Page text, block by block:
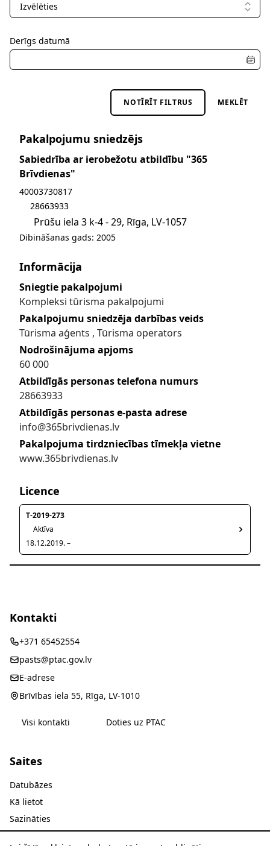
Izvēlēties
Derīgs datumā
NOTĪRĪT FILTRUS MEKLĒT
Pakalpojumu sniedzējs
Sabiedrība ar ierobežotu atbildību "365
Brīvdienas"
40003730817
28663933
Prūšu iela 3 k-4 - 29, Rīga, LV-1057
Dibināšanas gads: 2005
Informācija
Sniegtie pakalpojumi
Kompleksi tūrisma pakalpojumi
Pakalpojumu sniedzēja darbības veids
Tūrisma aģents , Tūrisma operators
Nodrošinājuma apjoms
60 000
Atbildīgās personas telefona numurs
28663933
Atbildīgās personas e-pasta adrese
info@365brivdienas.lv
Pakalpojuma tirdzniecības tīmekļa vietne
www.365brivdienas.lv
Licence
T-2019-273
Aktīva
18.12.2019. –
Kontakti
+371 65452554
pasts@ptac.gov.lv
E-adrese
Brīvības iela 55, Rīga, LV-1010
Visi kontakti Doties uz PTAC
Saites
Datubāzes
Kā lietot
Sazināties